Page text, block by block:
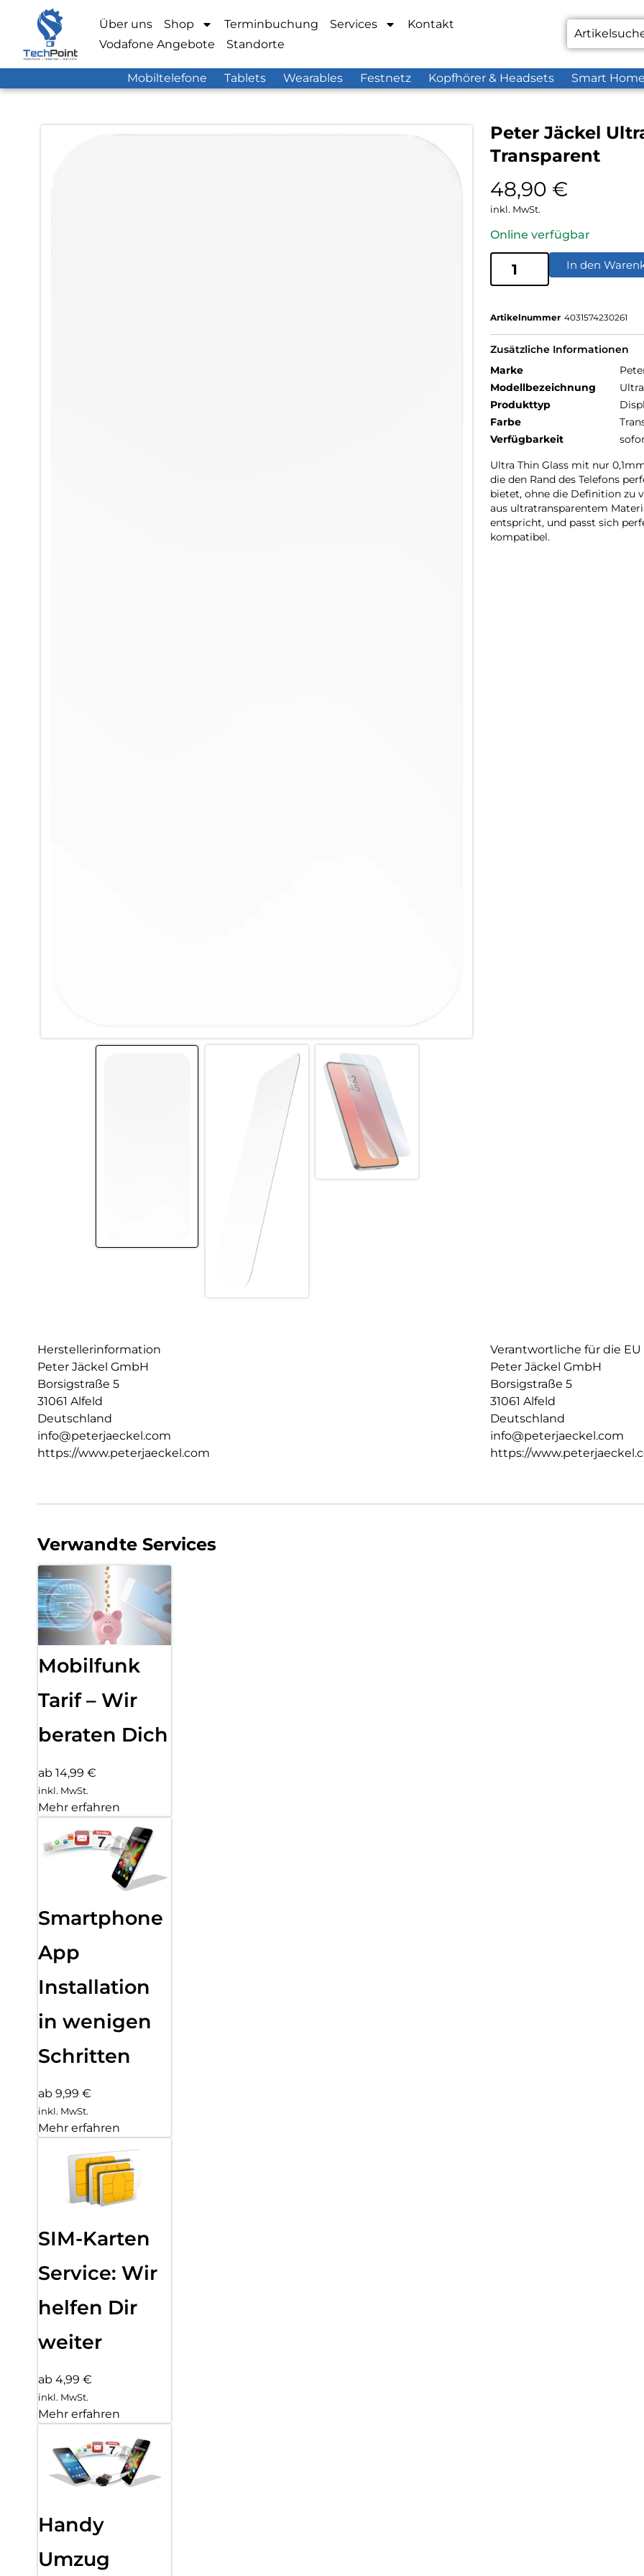
Über uns Shop Terminbuchung Services
Kontakt
Vodafone Angebote
Standorte
Mobiltelefone Tablets Wearables Festnetz Kopfhörer & Headsets Smart
Peter Jäckel
Transparent
48,90 €
inkl. MwSt.
Online verfügbar
In den
Artikelnummer 4031574230261
Zusätzliche Informationen
Marke
Modellbezeichnung
Produkttyp
Farbe
Verfügbarkeit
Ultra Thin Glass mit nur
die den Rand des Telefons
bietet, ohne die Definition zu
aus ultratransparentem
entspricht, und passt sich
kompatibel.
Herstellerinformation
Peter Jäckel GmbH
Borsigstraße 5
31061 Alfeld
Deutschland
info@peterjaeckel.com
https://www.peterjaeckel.com
Verantwortliche für die EU
Peter Jäckel GmbH
Borsigstraße 5
31061 Alfeld
Deutschland
info@peterjaeckel.com
https://
Verwandte Services
Mobilfunk
Tarif – Wir
beraten Dich
ab 14,99 €
inkl. MwSt.
Mehr erfahren
Smartphone
App
Installation
in wenigen
Schritten
ab 9,99 €
inkl. MwSt.
Mehr erfahren
SIM-Karten
Service: Wir
helfen Dir
weiter
ab 4,99 €
inkl. MwSt.
Mehr erfahren
Handy
Umzug